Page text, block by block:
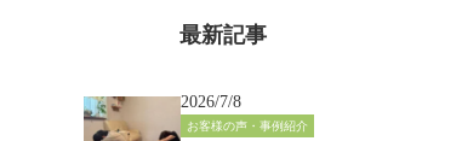
最新記事
2026/7/8
お客様の声・事例紹介